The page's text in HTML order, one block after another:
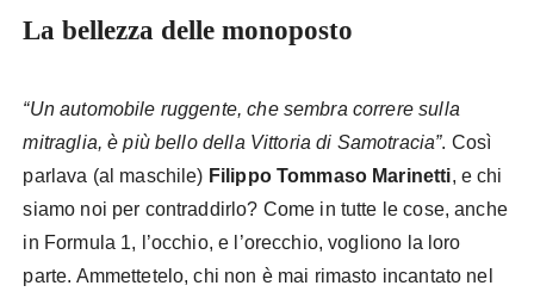
La bellezza delle monoposto
“Un automobile ruggente, che sembra correre sulla
mitraglia, è più bello della Vittoria di Samotracia”. Così
parlava (al maschile) Filippo Tommaso Marinetti, e chi
siamo noi per contraddirlo? Come in tutte le cose, anche
in Formula 1, l’occhio, e l’orecchio, vogliono la loro
parte. Ammettetelo, chi non è mai rimasto incantato nel